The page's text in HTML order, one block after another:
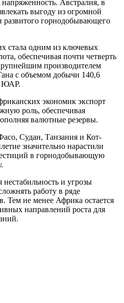
Австралия, в
выгоду из огромной
развитого горнодобывающего
стала одним из ключевых
обеспечивая почти четверть
производителем
с объемом добычи 140,6
ЮАР.
экономик экспорт
роль, обеспечивая
валютные резервы.
Судан, Танзания и Кот-
значительно нарастили
в горнодобывающую
и угрозы
работу в ряде
Тем не менее Африка остается
направлений роста для